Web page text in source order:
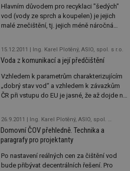
Hlavním důvodem pro recyklaci "šedých"
vod (vody ze sprch a koupelen) je jejich
malé znečištění, tj. jejich méně náročná
zavádění systémů hodnocení (certifikace)
budov z hlediska jejich vlivu na životní
prostředí.
15.12.2011 Ing. Karel Plotěný, ASIO, spol. s r.o.
Voda z komunikací a její předčištění
Vzhledem k parametrům charakterizujícím
„dobrý stav vod“ a vzhledem k závazkům
ČR při vstupu do EU je jasné, že až dojde na
doprava a současný stav, kdy se vody z
komunikací čistí většinou jen „jako“.
26.9.2011 Ing. Karel Plotěný, ASIO, spol. s r.o., JUDr. František Severin, JUDr. Alena Kliková, Ph.D.
Domovní ČOV přehledně. Technika a
paragrafy pro projektanty
Po nastavení reálných cen za čištění vod
bude přibývat decentrálních řešení. Pro